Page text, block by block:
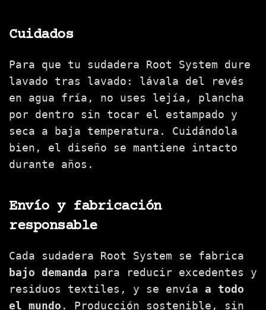
Cuidados
Para que tu sudadera Root System dure
lavado tras lavado: lávala del revés
en agua fría, no uses lejía, plancha
por dentro sin tocar el estampado y
seca a baja temperatura. Cuidándola
bien, el diseño se mantiene intacto
durante años.
Envío y fabricación
responsable
Cada sudadera Root System se fabrica
bajo demanda para reducir excedentes y
residuos textiles, y se envía a todo
el mundo . Producción sostenible, sin